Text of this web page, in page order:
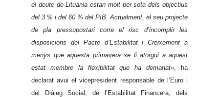
el deute de Lituània estan molt per sota dels objectius
del 3 % i del 60 % del PIB. Actualment, el seu projecte
de pla pressupostari corre el risc d’incomplir les
disposicions del Pacte d’Estabilitat i Creixement a
menys que aquesta primavera se li atorgui a aquest
estat membre la flexibilitat que ha demanat» , ha
declarat avui el vicepresident responsable de l’Euro i
del Diàleg Social, de l’Estabilitat Financera, dels